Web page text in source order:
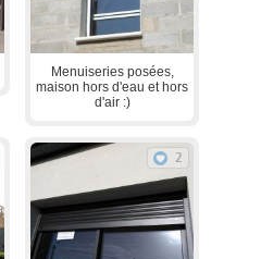
Menuiseries posées,
maison hors d'eau et hors
d'air :)
2